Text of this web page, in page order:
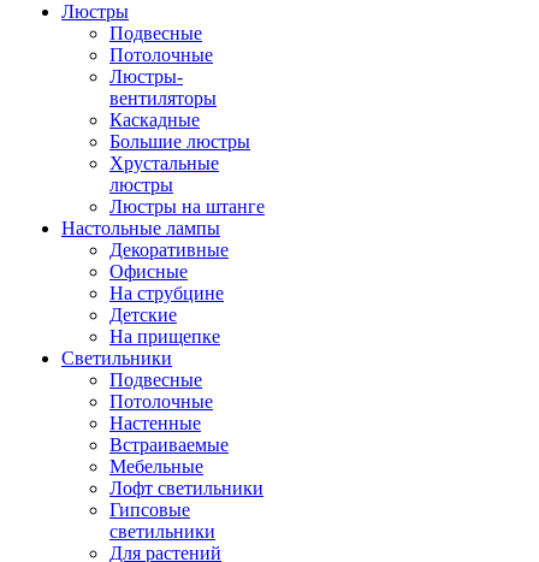
Люстры
Подвесные
Потолочные
Люстры-
вентиляторы
Каскадные
Большие люстры
Хрустальные
люстры
Люстры на штанге
Настольные лампы
Декоративные
Офисные
На струбцине
Детские
На прищепке
Светильники
Подвесные
Потолочные
Настенные
Встраиваемые
Мебельные
Лофт светильники
Гипсовые
светильники
Для растений